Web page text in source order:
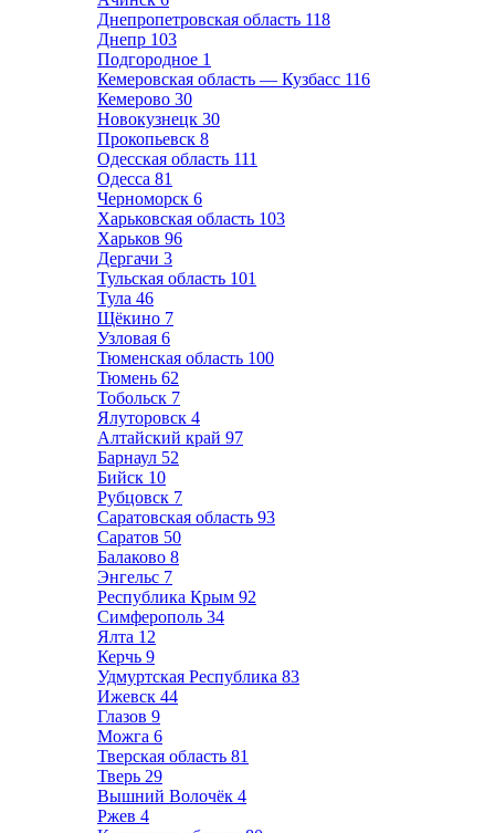
Днепропетровская область 118
Днепр 103
Подгородное 1
Кемеровская область — Кузбасс 116
Кемерово 30
Новокузнецк 30
Прокопьевск 8
Одесская область 111
Одесса 81
Черноморск 6
Харьковская область 103
Харьков 96
Дергачи 3
Тульская область 101
Тула 46
Щёкино 7
Узловая 6
Тюменская область 100
Тюмень 62
Тобольск 7
Ялуторовск 4
Алтайский край 97
Барнаул 52
Бийск 10
Рубцовск 7
Саратовская область 93
Саратов 50
Балаково 8
Энгельс 7
Республика Крым 92
Симферополь 34
Ялта 12
Керчь 9
Удмуртская Республика 83
Ижевск 44
Глазов 9
Можга 6
Тверская область 81
Тверь 29
Вышний Волочёк 4
Ржев 4